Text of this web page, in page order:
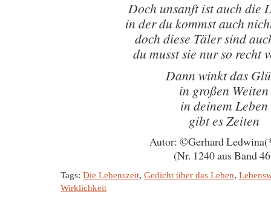
Doch unsanft ist auch die
in der du kommst auch
doch diese Täler sind
du musst sie nur so recht
Dann winkt das
in großen Weiten
in deinem Leben
gibt es Zeiten
Autor: ©Gerhard
(Nr. 1240 aus Band
Tags: Die Lebenszeit, Gedicht über das Leben,
Wirklichkeit